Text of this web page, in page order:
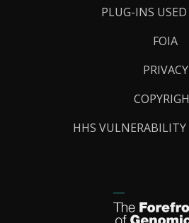
PLUG-INS
FOIA
PRIVACY
HHS VULNERABILITY